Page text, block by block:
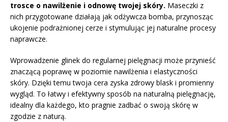
trosce o nawilżenie i odnowę twojej skóry. Maseczki z
nich przygotowane działają jak odżywcza bomba, przynosząc
ukojenie podrażnionej cerze i stymulując jej naturalne procesy
naprawcze.
Wprowadzenie glinek do regularnej pielęgnacji może przynieść
znaczącą poprawę w poziomie nawilżenia i elastyczności
skóry. Dzięki temu twoja cera zyska zdrowy blask i promienny
wygląd. To łatwy i efektywny sposób na naturalną pielęgnację,
idealny dla każdego, kto pragnie zadbać o swoją skórę w
zgodzie z naturą.